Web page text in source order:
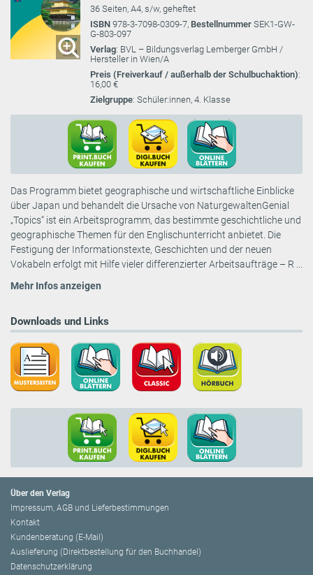
36 Seiten, A4, s/w, geheftet
ISBN 978-3-7098-0309-7, Bestellnummer SEK1-GW-
G-803-097
Verlag: BVL – Bildungsverlag Lemberger GmbH /
Hersteller in Wien/A
Preis (Freiverkauf / außerhalb der Schulbuchaktion):
16,00 €
Zielgruppe: Schüler:innen, 4. Klasse
Das Programm bietet geographische und wirtschaftliche Einblicke
über Japan und behandelt die Ursache von NaturgewaltenGenial
„Topics“ ist ein Arbeitsprogramm, das bestimmte geschichtliche und
geographische Themen für den Englischunterricht anbietet. Die
Festigung der Informationstexte, Geschichten und der neuen
Vokabeln erfolgt mit Hilfe vieler differenzierter Arbeitsaufträge – R ...
Mehr Infos anzeigen
Downloads und Links
Über den Verlag
Impressum, AGB und Lieferbestimmungen
Kontakt
Kundenberatung (E-Mail)
Auslieferung (Direktbestellung für den Buchhandel)
Datenschutzerklärung